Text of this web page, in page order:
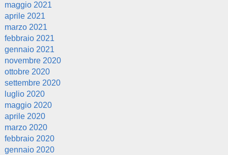
maggio 2021
aprile 2021
marzo 2021
febbraio 2021
gennaio 2021
novembre 2020
ottobre 2020
settembre 2020
luglio 2020
maggio 2020
aprile 2020
marzo 2020
febbraio 2020
gennaio 2020